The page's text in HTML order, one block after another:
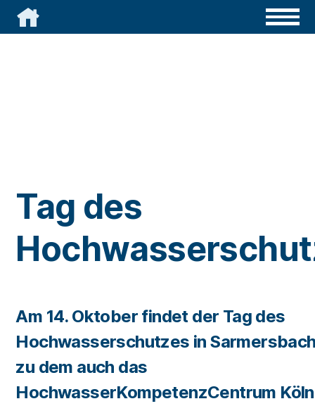

Tag des
Am 14. Oktober findet der Tag des
Hochwasserschutzes in
zu dem auch das
HochwasserKompetenzCentrum